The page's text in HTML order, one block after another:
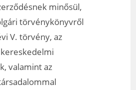
minősül,
törvénykönyvről
V. törvény, az
valamint az